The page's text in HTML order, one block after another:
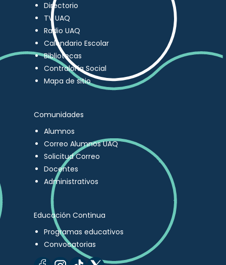
Directorio
TV UAQ
Radio UAQ
Calendario Escolar
Bibliotecas
Contraloría Social
Mapa de sitio
Comunidades
Alumnos
Correo Alumnos UAQ
Solicitud Correo
Docentes
Administrativos
Educación Continua
Programas educativos
Convocatorias